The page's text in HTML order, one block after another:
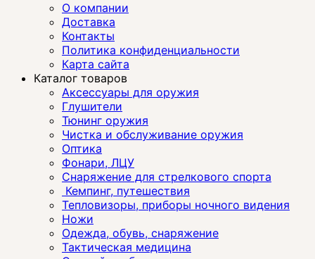
О компании
Доставка
Контакты
Политика конфиденциальности
Карта сайта
Каталог товаров
Аксессуары для оружия
Глушители
Тюнинг оружия
Чистка и обслуживание оружия
Оптика
Фонари, ЛЦУ
Снаряжение для стрелкового спорта
Кемпинг, путешествия
Тепловизоры, приборы ночного видения
Ножи
Одежда, обувь, снаряжение
Тактическая медицина